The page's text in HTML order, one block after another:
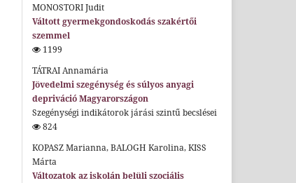
MONOSTORI Judit
Váltott gyermekgondoskodás szakértői
szemmel
1199
TÁTRAI Annamária
Jövedelmi szegénység és súlyos anyagi
depriváció Magyarországon
Szegénységi indikátorok járási szintű becslései
824
KOPASZ Marianna, BALOGH Karolina, KISS
Márta
Változatok az iskolán belüli szociális